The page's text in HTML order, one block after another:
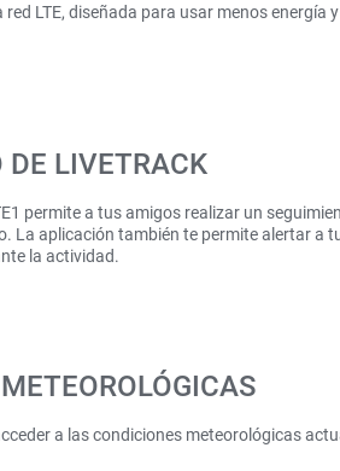
LTE, diseñada para usar menos
DE LIVETRACK
permite a tus amigos realizar un
La aplicación también te permite alertar a
la actividad.
a las condiciones meteorológicas